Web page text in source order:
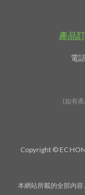
產品
電
(如有
Copyright © EC
本網站所載的全部內容